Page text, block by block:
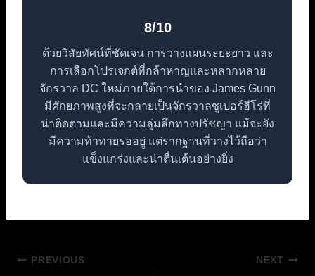
8/10
ด้วยวิสัยทัศน์ที่ชัดเจน การวางแผนระยะยาว และ
การเลือกโปรเจกต์ที่กล้าหาญและหลากหลาย
จักรวาล DC ใหม่ภายใต้การนำของ James Gunn
มีศักยภาพสูงที่จะกลายเป็นจักรวาลซูเปอร์ฮีโร่ที่
น่าติดตามและมีความลุ่มลึกทางปรัชญา แม้จะยัง
มีความท้าทายรออยู่ แต่รากฐานที่วางไว้ถือว่า
แข็งแกร่งและน่าตื่นเต้นอย่างยิ่ง
แนะแนว
PREVIOUS NEXT